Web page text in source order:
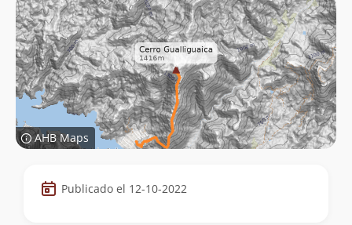
AHB Maps
Datos
de
Publicado el 12-10-2022